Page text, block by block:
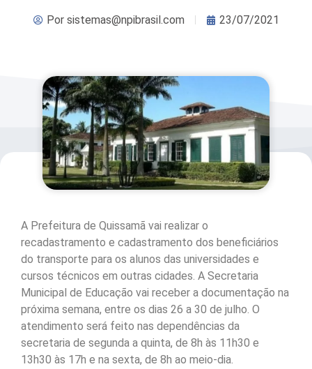
Porsistemas@npibrasil.com 23/07/2021
A Prefeitura de Quissamã vai realizar o
recadastramento e cadastramento dos beneficiários
do transporte para os alunos das universidades e
cursos técnicos em outras cidades. A Secretaria
Municipal de Educação vai receber a documentação na
próxima semana, entre os dias 26 a 30 de julho. O
atendimento será feito nas dependências da
secretaria de segunda a quinta, de 8h às 11h30 e
13h30 às 17h e na sexta, de 8h ao meio-dia.